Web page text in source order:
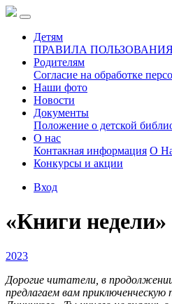
Детям
ПРАВИЛА
Родителям
Согласие на обработке
Наши фото
Новости
Документы
Положение о детской
О нас
Контакная информация О
Конкурсы и акции
Вход
«Книги недели»
2023
Дорогие читатели, в
предлагаем вам приключенческую